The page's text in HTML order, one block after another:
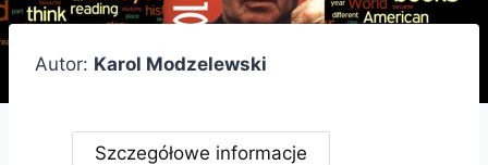
Autor: Karol Modzelewski
Szczegółowe informacje